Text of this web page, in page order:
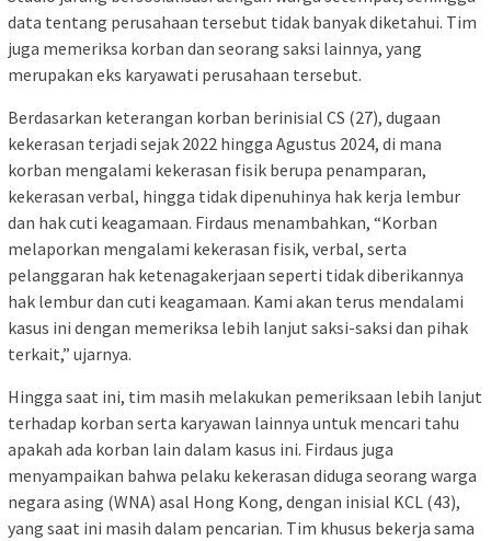
data tentang perusahaan tersebut tidak banyak diketahui. Tim
juga memeriksa korban dan seorang saksi lainnya, yang
merupakan eks karyawati perusahaan tersebut.
Berdasarkan keterangan korban berinisial CS (27), dugaan
kekerasan terjadi sejak 2022 hingga Agustus 2024, di mana
korban mengalami kekerasan fisik berupa penamparan,
kekerasan verbal, hingga tidak dipenuhinya hak kerja lembur
dan hak cuti keagamaan. Firdaus menambahkan, “Korban
melaporkan mengalami kekerasan fisik, verbal, serta
pelanggaran hak ketenagakerjaan seperti tidak diberikannya
hak lembur dan cuti keagamaan. Kami akan terus mendalami
kasus ini dengan memeriksa lebih lanjut saksi-saksi dan pihak
terkait,” ujarnya.
Hingga saat ini, tim masih melakukan pemeriksaan lebih lanjut
terhadap korban serta karyawan lainnya untuk mencari tahu
apakah ada korban lain dalam kasus ini. Firdaus juga
menyampaikan bahwa pelaku kekerasan diduga seorang warga
negara asing (WNA) asal Hong Kong, dengan inisial KCL (43),
yang saat ini masih dalam pencarian. Tim khusus bekerja sama